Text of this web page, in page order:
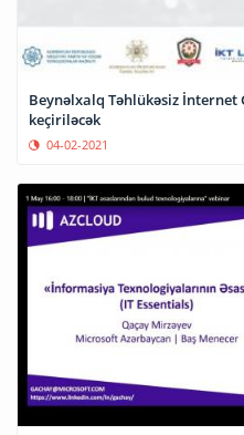
Beynəlxalq Təhlükəsiz
keçiriləcək
04-02-2021